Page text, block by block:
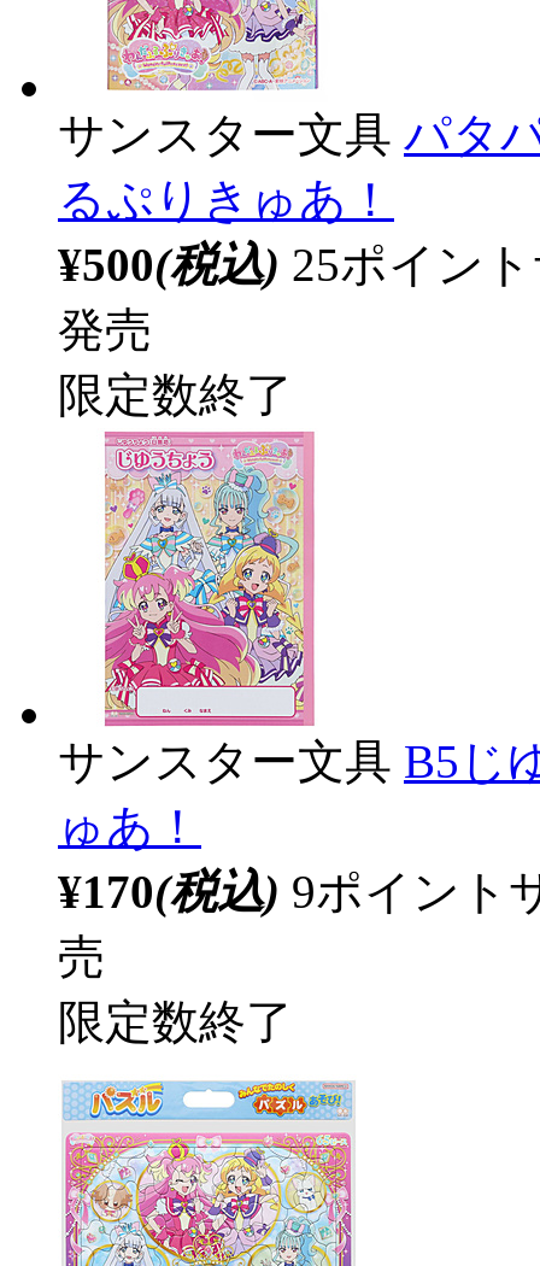
サンスター文具 パタ
るぷりきゅあ！
¥500(税込) 25ポイン
発売
限定数終了
サンスター文具 B5じ
ゅあ！
¥170(税込) 9ポイント
売
限定数終了